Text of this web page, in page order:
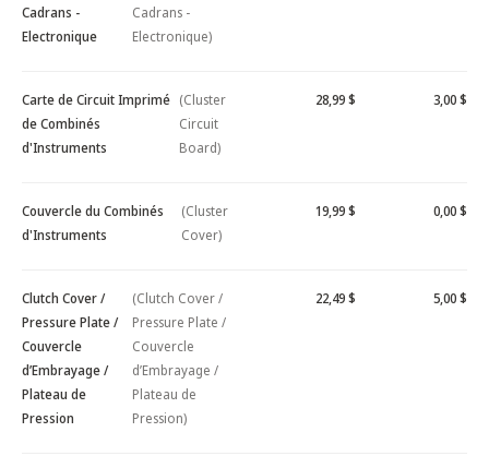
Cadrans -
Electronique
Cadrans -
Electronique)
Carte de Circuit Imprimé
de Combinés
d'Instruments
(Cluster
Circuit
Board)
28,99 $ 3,00 $
Couvercle du Combinés
d'Instruments
(Cluster
Cover)
19,99 $ 0,00 $
Clutch Cover /
Pressure Plate /
Couvercle
d’Embrayage /
Plateau de
Pression
(Clutch Cover /
Pressure Plate /
Couvercle
d’Embrayage /
Plateau de
Pression)
22,49 $ 5,00 $